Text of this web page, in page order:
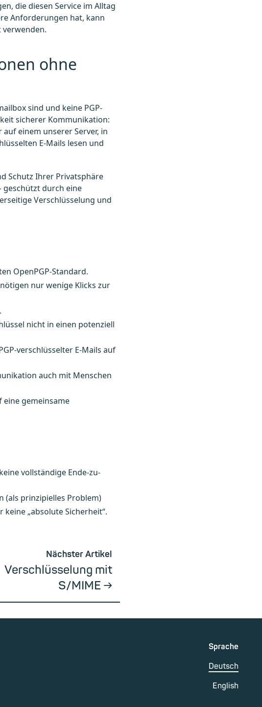
die diesen Service im Alltag
Anforderungen hat, kann
verwenden.
ohne
sind und keine PGP-
sicherer Kommunikation:
einem unserer Server, in
E-Mails lesen und
Schutz Ihrer Privatsphäre
geschützt durch eine
Verschlüsselung und
OpenPGP-Standard.
nur wenige Klicks zur
nicht in einen potenziell
verschlüsselter E-Mails auf
auch mit Menschen
eine gemeinsame
vollständige Ende-zu-
(als prinzipielles Problem)
„absolute Sicherheit“.
Nächster Artikel
Verschlüsselung mit
S/MIME
Sprache
Deutsch
English